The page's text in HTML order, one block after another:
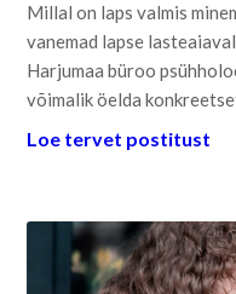
Millal on laps valmis
vanemad lapse
Harjumaa büroo
võimalik öelda
Loe tervet postitust